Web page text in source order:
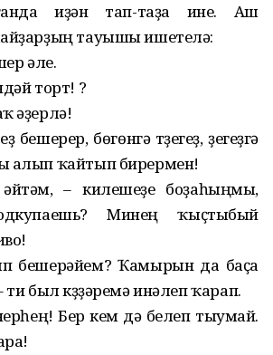
иҙән тап-таҙа ине. Аш
тауышы ишетелә:
әле.
торт! ?
әҙерлә!
бешерер, бөгөнгә түҙегеҙ, үҙегеҙгә
алып ҡайтып бирермен!
– килешеүҙе боҙаһыңмы,
Минең ҡыҫтыбый
бешерәйем? Ҡамырын да баҫа
был күҙҙәремә инәлеп ҡарап.
Бер кем дә белеп тыумай.